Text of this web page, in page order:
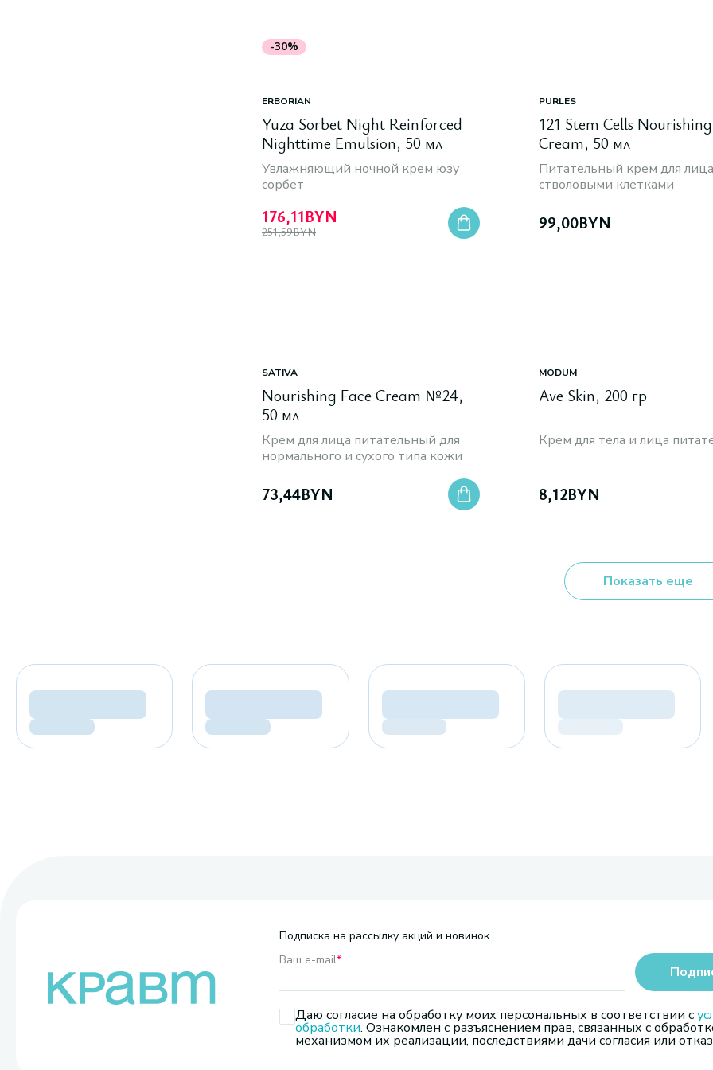
-30%
ERBORIAN
Yuza Sorbet Night Reinforced
Nighttime Emulsion, 50 мл
Увлажняющий ночной крем юзу
сорбет
176,11BYN
251,59BYN
PURLES
121 Stem Cells Nourishing
Cream, 50 мл
Питательный крем для
стволовыми клетками
99,00BYN
SATIVA
Nourishing Face Cream №24,
50 мл
Крем для лица питательный для
нормального и сухого типа кожи
73,44BYN
MODUM
Ave Skin, 200 гр
Крем для тела и лица
8,12BYN
Показать еще
Подписка на рассылку акций и новинок
Ваш e-mail*
Даю согласие на обработку моих персональных в соответствии с
обработки. Ознакомлен с разъяснением прав, связанных с
механизмом их реализации, последствиями дачи согласия или